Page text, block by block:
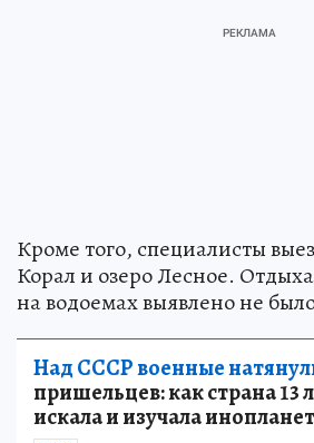
Кроме того, специалисты
Корал и озеро Лесное.
на водоемах выявлено не
Над СССР военные
пришельцев: как страна 13
искала и изучала